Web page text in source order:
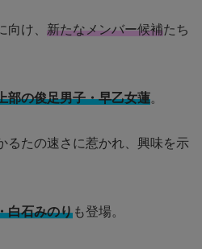
け、 新たなメンバー候補たち
部の俊足男子・早乙女蓮。
るたの速さに惹かれ、興味を示
白石みのりも登場。